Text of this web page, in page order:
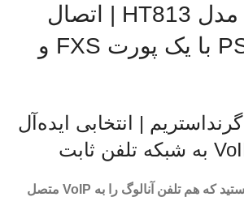
گرنداستریم مدل HT813 | اتصال
VoIP و PSTN با یک پورت FXS و
مبدل HT813 گرنداستریم | انتخابی ایده‌آل
مبدلی هستید که هم تلفن آنالوگ را به VoIP متصل